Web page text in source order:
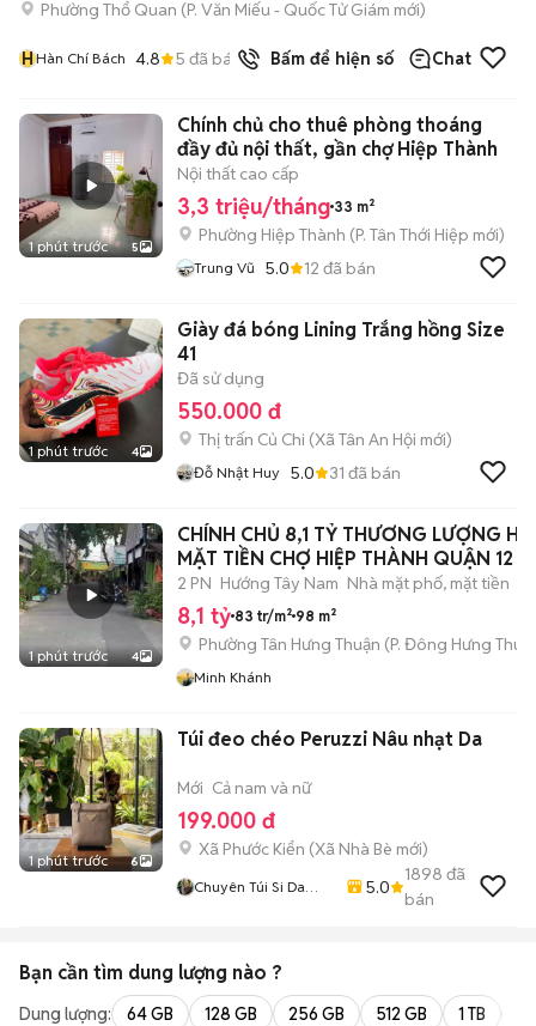
Phường Thổ Quan (P. Văn Miếu - Quốc Tử Giám mới)
HHàn Chí Bách 4.8 5 đã bán Bấm để hiện số Chat
1 phút trước 5
Chính chủ cho thuê phòng thoáng
đầy đủ nội thất, gần chợ Hiệp Thành
Nội thất cao cấp
3,3 triệu/tháng 33 m²
Phường Hiệp Thành (P. Tân Thới Hiệp mới)
Trung Vũ 5.0 12 đã bán
1 phút trước 4
Giày đá bóng Lining Trắng hồng Size
41
Đã sử dụng
550.000 đ
Thị trấn Củ Chi (Xã Tân An Hội mới)
Đỗ Nhật Huy 5.0 31 đã bán
1 phút trước 4
CHÍNH CHỦ 8,1 TỶ THƯƠNG LƯỢNG HAI
MẶT TIỀN CHỢ HIỆP THÀNH QUẬN 12
2 PN Hướng Tây Nam Nhà mặt phố, mặt tiền
8,1 tỷ 83 tr/m² 98 m²
Phường Tân Hưng Thuận (P. Đông Hưng
Minh Khánh
1 phút trước 6
Túi đeo chéo Peruzzi Nâu nhạt Da
Mới Cả nam và nữ
199.000 đ
Xã Phước Kiển (Xã Nhà Bè mới)
Chuyên Túi Si Da
5.0
1898 đã
bán
Bạn cần tìm dung lượng nào ?
Dung lượng: 64 GB 128 GB 256 GB 512 GB 1 TB